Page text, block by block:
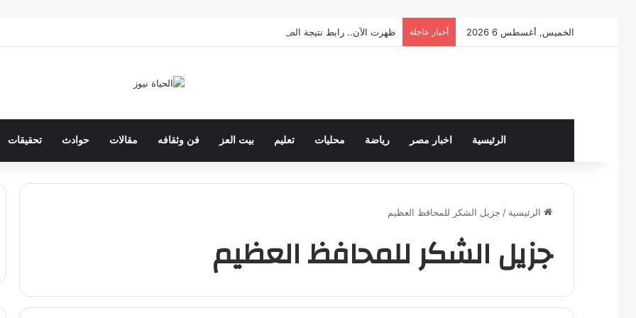
الخميس, أغسطس 6 2026 أخبار عاجلة ظهرت الآن.. رابط نتيجة الصف الخامس الابتدائي بالقاهرة 2026 بالرقم القومي
الرئيسية اخبار مصر رياضة محليات تعليم بيت العز فن وثقافه مقالات حوادث تحقيقات
الرئيسية / جزيل الشكر للمحافظ العظيم
جزيل الشكر للمحافظ العظيم